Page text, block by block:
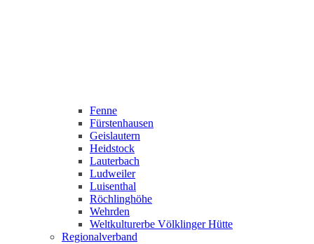
Fenne
Fürstenhausen
Geislautern
Heidstock
Lauterbach
Ludweiler
Luisenthal
Röchlinghöhe
Wehrden
Weltkulturerbe Völklinger Hütte
Regionalverband